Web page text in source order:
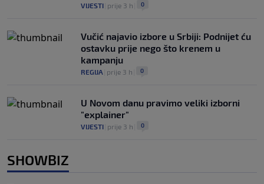
VIJESTI prije 3 h 0
Vučić najavio izbore u Srbiji: Podnijet ću
ostavku prije nego što krenem u
kampanju
REGIJA prije 3 h 0
U Novom danu pravimo veliki izborni
"explainer"
VIJESTI prije 3 h 0
SHOWBIZ